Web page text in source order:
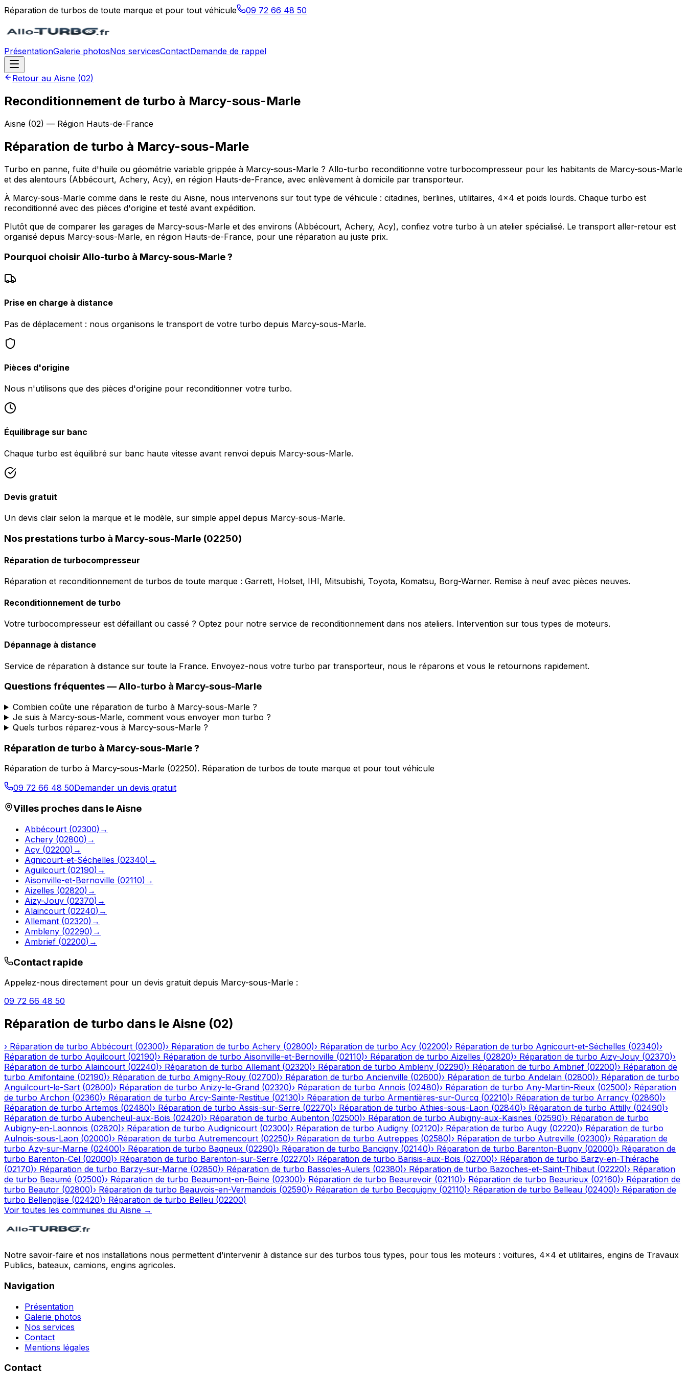
Réparation de turbos de toute marque et pour tout véhicule 09 72 66 48 50
PrésentationGalerie photosNos servicesContactDemande de rappel
Retour au Aisne (02)
Reconditionnement de turbo à Marcy-sous-Marle
Aisne (02) — Région Hauts-de-France
Réparation de turbo à Marcy-sous-Marle
Turbo en panne, fuite d'huile ou géométrie variable grippée à Marcy-sous-Marle ? Allo-turbo reconditionne votre turbocompresseur pour les habitants de Marcy-sous-Marle
et des alentours (Abbécourt, Achery, Acy), en région Hauts-de-France, avec enlèvement à domicile par transporteur.
À Marcy-sous-Marle comme dans le reste du Aisne, nous intervenons sur tout type de véhicule : citadines, berlines, utilitaires, 4x4 et poids lourds. Chaque turbo est
reconditionné avec des pièces d'origine et testé avant expédition.
Plutôt que de comparer les garages de Marcy-sous-Marle et des environs (Abbécourt, Achery, Acy), confiez votre turbo à un atelier spécialisé. Le transport aller-retour est
organisé depuis Marcy-sous-Marle, en région Hauts-de-France, pour une réparation au juste prix.
Pourquoi choisir Allo-turbo à Marcy-sous-Marle?
Prise en charge à distance
Pas de déplacement : nous organisons le transport de votre turbo depuis Marcy-sous-Marle.
Pièces d'origine
Nous n'utilisons que des pièces d'origine pour reconditionner votre turbo.
Équilibrage sur banc
Chaque turbo est équilibré sur banc haute vitesse avant renvoi depuis Marcy-sous-Marle.
Devis gratuit
Un devis clair selon la marque et le modèle, sur simple appel depuis Marcy-sous-Marle.
Nos prestations turbo à Marcy-sous-Marle (02250)
Réparation de turbocompresseur
Réparation et reconditionnement de turbos de toute marque : Garrett, Holset, IHI, Mitsubishi, Toyota, Komatsu, Borg-Warner. Remise à neuf avec pièces neuves.
Reconditionnement de turbo
Votre turbocompresseur est défaillant ou cassé ? Optez pour notre service de reconditionnement dans nos ateliers. Intervention sur tous types de moteurs.
Dépannage à distance
Service de réparation à distance sur toute la France. Envoyez-nous votre turbo par transporteur, nous le réparons et vous le retournons rapidement.
Questions fréquentes —Allo-turbo à Marcy-sous-Marle
Combien coûte une réparation de turbo à Marcy-sous-Marle ?
Je suis à Marcy-sous-Marle, comment vous envoyer mon turbo ?
Quels turbos réparez-vous à Marcy-sous-Marle ?
Réparation de turbo à Marcy-sous-Marle?
Réparation de turbo à Marcy-sous-Marle (02250). Réparation de turbos de toute marque et pour tout véhicule
09 72 66 48 50Demander un devis gratuit
Villes proches dans leAisne
Abbécourt (02300) →
Achery (02800) →
Acy (02200) →
Agnicourt-et-Séchelles (02340) →
Aguilcourt (02190) →
Aisonville-et-Bernoville (02110) →
Aizelles (02820) →
Aizy-Jouy (02370) →
Alaincourt (02240) →
Allemant (02320) →
Ambleny (02290) →
Ambrief (02200) →
Contact rapide
Appelez-nous directement pour un devis gratuit depuis Marcy-sous-Marle :
09 72 66 48 50
Réparation de turbo dans le Aisne (02)
› Réparation de turbo Abbécourt (02300)› Réparation de turbo Achery (02800)› Réparation de turbo Acy (02200)› Réparation de turbo Agnicourt-et-Séchelles (02340)›
Réparation de turbo Aguilcourt (02190)› Réparation de turbo Aisonville-et-Bernoville (02110)› Réparation de turbo Aizelles (02820)› Réparation de turbo Aizy-Jouy (02370)›
Réparation de turbo Alaincourt (02240)› Réparation de turbo Allemant (02320)› Réparation de turbo Ambleny (02290)› Réparation de turbo Ambrief (02200)› Réparation de
turbo Amifontaine (02190)› Réparation de turbo Amigny-Rouy (02700)› Réparation de turbo Ancienville (02600)› Réparation de turbo Andelain (02800)› Réparation de turbo
Anguilcourt-le-Sart (02800)› Réparation de turbo Anizy-le-Grand (02320)› Réparation de turbo Annois (02480)› Réparation de turbo Any-Martin-Rieux (02500)› Réparation
de turbo Archon (02360)› Réparation de turbo Arcy-Sainte-Restitue (02130)› Réparation de turbo Armentières-sur-Ourcq (02210)› Réparation de turbo Arrancy (02860)›
Réparation de turbo Artemps (02480)› Réparation de turbo Assis-sur-Serre (02270)› Réparation de turbo Athies-sous-Laon (02840)› Réparation de turbo Attilly (02490)›
Réparation de turbo Aubencheul-aux-Bois (02420)› Réparation de turbo Aubenton (02500)› Réparation de turbo Aubigny-aux-Kaisnes (02590)› Réparation de turbo
Aubigny-en-Laonnois (02820)› Réparation de turbo Audignicourt (02300)› Réparation de turbo Audigny (02120)› Réparation de turbo Augy (02220)› Réparation de turbo
Aulnois-sous-Laon (02000)› Réparation de turbo Autremencourt (02250)› Réparation de turbo Autreppes (02580)› Réparation de turbo Autreville (02300)› Réparation de
turbo Azy-sur-Marne (02400)› Réparation de turbo Bagneux (02290)› Réparation de turbo Bancigny (02140)› Réparation de turbo Barenton-Bugny (02000)› Réparation de
turbo Barenton-Cel (02000)› Réparation de turbo Barenton-sur-Serre (02270)› Réparation de turbo Barisis-aux-Bois (02700)› Réparation de turbo Barzy-en-Thiérache
(02170)› Réparation de turbo Barzy-sur-Marne (02850)› Réparation de turbo Bassoles-Aulers (02380)› Réparation de turbo Bazoches-et-Saint-Thibaut (02220)› Réparation
de turbo Beaumé (02500)› Réparation de turbo Beaumont-en-Beine (02300)› Réparation de turbo Beaurevoir (02110)› Réparation de turbo Beaurieux (02160)› Réparation de
turbo Beautor (02800)› Réparation de turbo Beauvois-en-Vermandois (02590)› Réparation de turbo Becquigny (02110)› Réparation de turbo Belleau (02400)› Réparation de
turbo Bellenglise (02420)› Réparation de turbo Belleu (02200)
Voir toutes les communes du Aisne →
Notre savoir-faire et nos installations nous permettent d'intervenir à distance sur des turbos tous types, pour tous les moteurs : voitures, 4x4 et utilitaires, engins de Travaux
Publics, bateaux, camions, engins agricoles.
Navigation
Présentation
Galerie photos
Nos services
Contact
Mentions légales
Contact